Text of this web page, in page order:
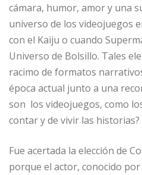
cámara, humor, amor y una
universo de los videojuegos
con el Kaiju o cuando
Universo de Bolsillo. Tales
racimo de formatos
época actual junto a una
son los videojuegos, como
contar y de vivir las historias?
Fue acertada la elección de
porque el actor, conocido